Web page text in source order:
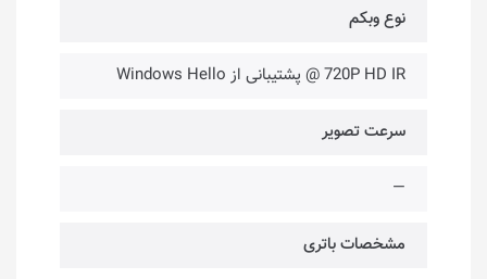
نوع وبکم
720P HD IR @ پشتیبانی از Windows Hello
سرعت تصویر
—
مشخصات باتری